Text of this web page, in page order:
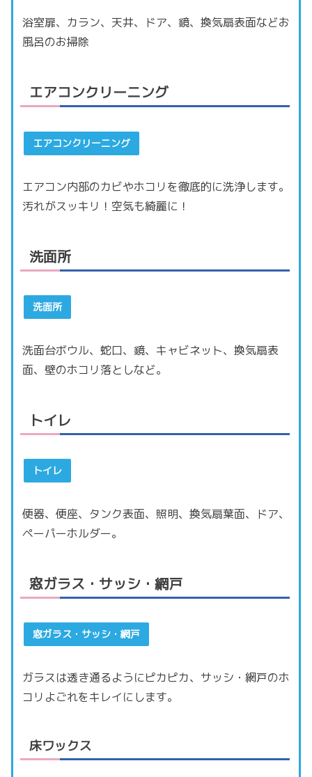
浴室扉、カラン、天井、ドア、鏡、換気扇表面などお
風呂のお掃除
エアコンクリーニング
エアコンクリーニング
エアコン内部のカビやホコリを徹底的に洗浄します。
汚れがスッキリ！空気も綺麗に！
洗面所
洗面所
洗面台ボウル、蛇口、鏡、キャビネット、換気扇表
面、壁のホコリ落としなど。
トイレ
トイレ
便器、便座、タンク表面、照明、換気扇葉面、ドア、
ペーパーホルダー。
窓ガラス・サッシ・網戸
窓ガラス・サッシ・網戸
ガラスは透き通るようにピカピカ、サッシ・網戸のホ
コリよごれをキレイにします。
床ワックス